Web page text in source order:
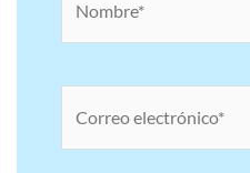
electrónico*